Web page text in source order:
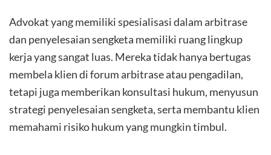
Advokat yang memiliki spesialisasi dalam arbitrase
dan penyelesaian sengketa memiliki ruang lingkup
kerja yang sangat luas. Mereka tidak hanya bertugas
membela klien di forum arbitrase atau pengadilan,
tetapi juga memberikan konsultasi hukum, menyusun
strategi penyelesaian sengketa, serta membantu klien
memahami risiko hukum yang mungkin timbul.